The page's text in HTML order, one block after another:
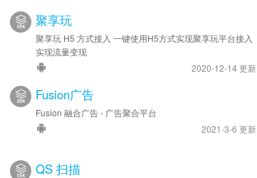
聚享玩
聚享玩 H5 方式接入 一键使用H5方式实现聚享玩平台接入
实现流量变现
2020-12-14 更新
Fusion广告
Fusion 融合广告 - 广告聚合平台
2021-3-6 更新
QS 扫描